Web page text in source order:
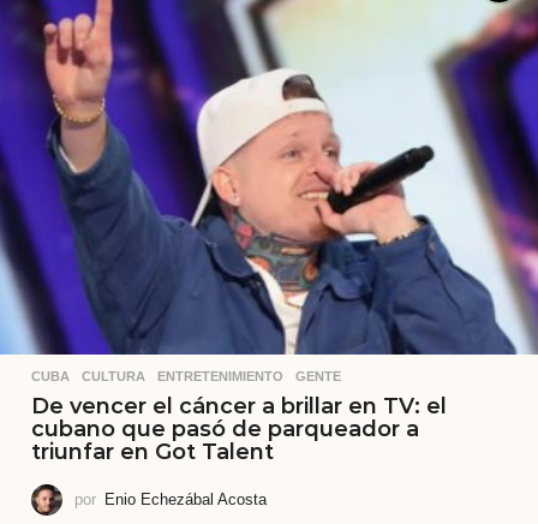
CUBA ,CULTURA ,ENTRETENIMIENTO ,GENTE
De vencer el cáncer a brillar en TV: el
cubano que pasó de parqueador a
triunfar en Got Talent
por Enio Echezábal Acosta